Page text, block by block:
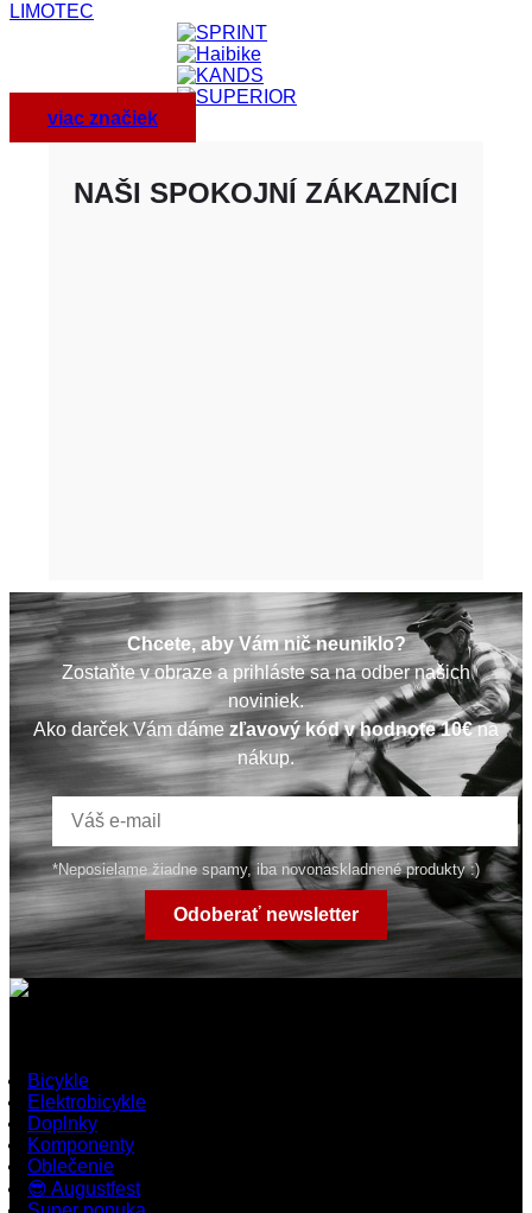
LIMOTEC
viac značiek
NAŠI SPOKOJNÍ ZÁKAZNÍCI
Chcete, aby Vám nič neuniklo?
Zostaňte v obraze a prihláste sa na odber našich
noviniek.
Ako darček Vám dáme zľavový kód v hodnote 10€na
nákup.
*Neposielame žiadne spamy, iba novonaskladnené produkty :)
Odoberať newsletter
Bicykle
Elektrobicykle
Doplnky
Komponenty
Oblečenie
😎 Augustfest